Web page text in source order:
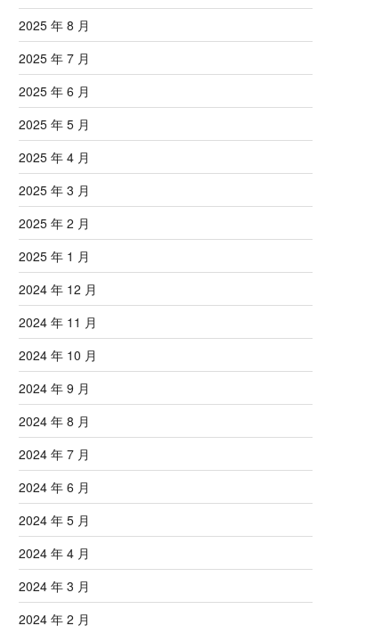
2025 年 8 月
2025 年 7 月
2025 年 6 月
2025 年 5 月
2025 年 4 月
2025 年 3 月
2025 年 2 月
2025 年 1 月
2024 年 12 月
2024 年 11 月
2024 年 10 月
2024 年 9 月
2024 年 8 月
2024 年 7 月
2024 年 6 月
2024 年 5 月
2024 年 4 月
2024 年 3 月
2024 年 2 月